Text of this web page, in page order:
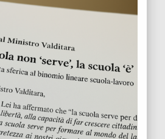
CERCANDO?